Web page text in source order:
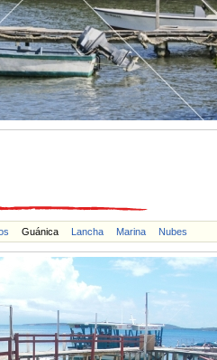
Guánica Lancha Marina Nubes